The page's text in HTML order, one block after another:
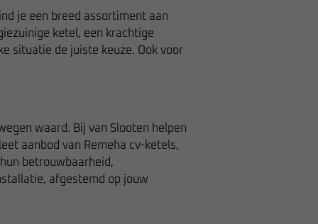
je een breed assortiment aan
ketel, een krachtige
situatie de juiste keuze. Ook voor
waard. Bij van Slooten helpen
aanbod van Remeha cv-ketels,
betrouwbaarheid,
afgestemd op jouw